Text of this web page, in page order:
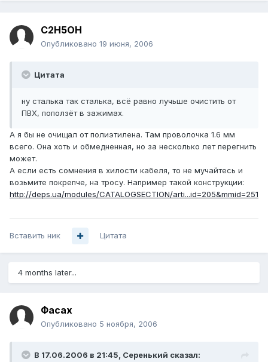
C2H5OH
Опубликовано 19 июня, 2006
Цитата
ну сталька так сталька, всё равно лучьше очистить от
ПВХ, поползёт в зажимах.
А я бы не очищал от полиэтилена. Там проволочка 1.6 мм
всего. Она хоть и обмедненная, но за несколько лет перегнить
может.
А если есть сомнения в хилости кабеля, то не мучайтесь и
возьмите покрепче, на тросу. Например такой конструкции:
http://deps.ua/modules/CATALOGSECTION/arti...id=205&mmid=251
Вставить ник Цитата
4 months later...
Фасах
Опубликовано 5 ноября, 2006
В 17.06.2006 в 21:45, Серенький сказал: